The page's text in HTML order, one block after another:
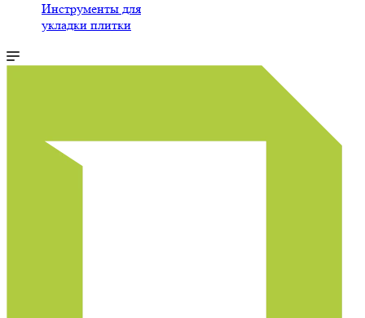
Инструменты для
укладки плитки